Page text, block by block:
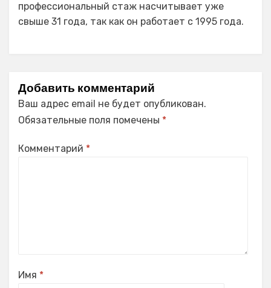
профессиональный стаж насчитывает уже
свыше 31 года, так как он работает с 1995 года.
Добавить комментарий
Ваш адрес email не будет опубликован.
Обязательные поля помечены *
Комментарий *
Имя *